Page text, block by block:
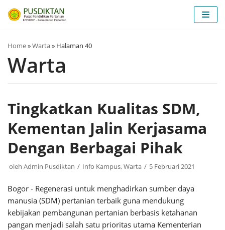
Lompat
ke
Home»Warta» Halaman 40
Warta
Tingkatkan Kualitas SDM,
Kementan Jalin Kerjasama
Dengan Berbagai Pihak
oleh Admin Pusdiktan Info Kampus,Warta 5 Februari 2021
Bogor - Regenerasi untuk menghadirkan sumber daya
manusia (SDM) pertanian terbaik guna mendukung
kebijakan pembangunan pertanian berbasis ketahanan
pangan menjadi salah satu prioritas utama Kementerian